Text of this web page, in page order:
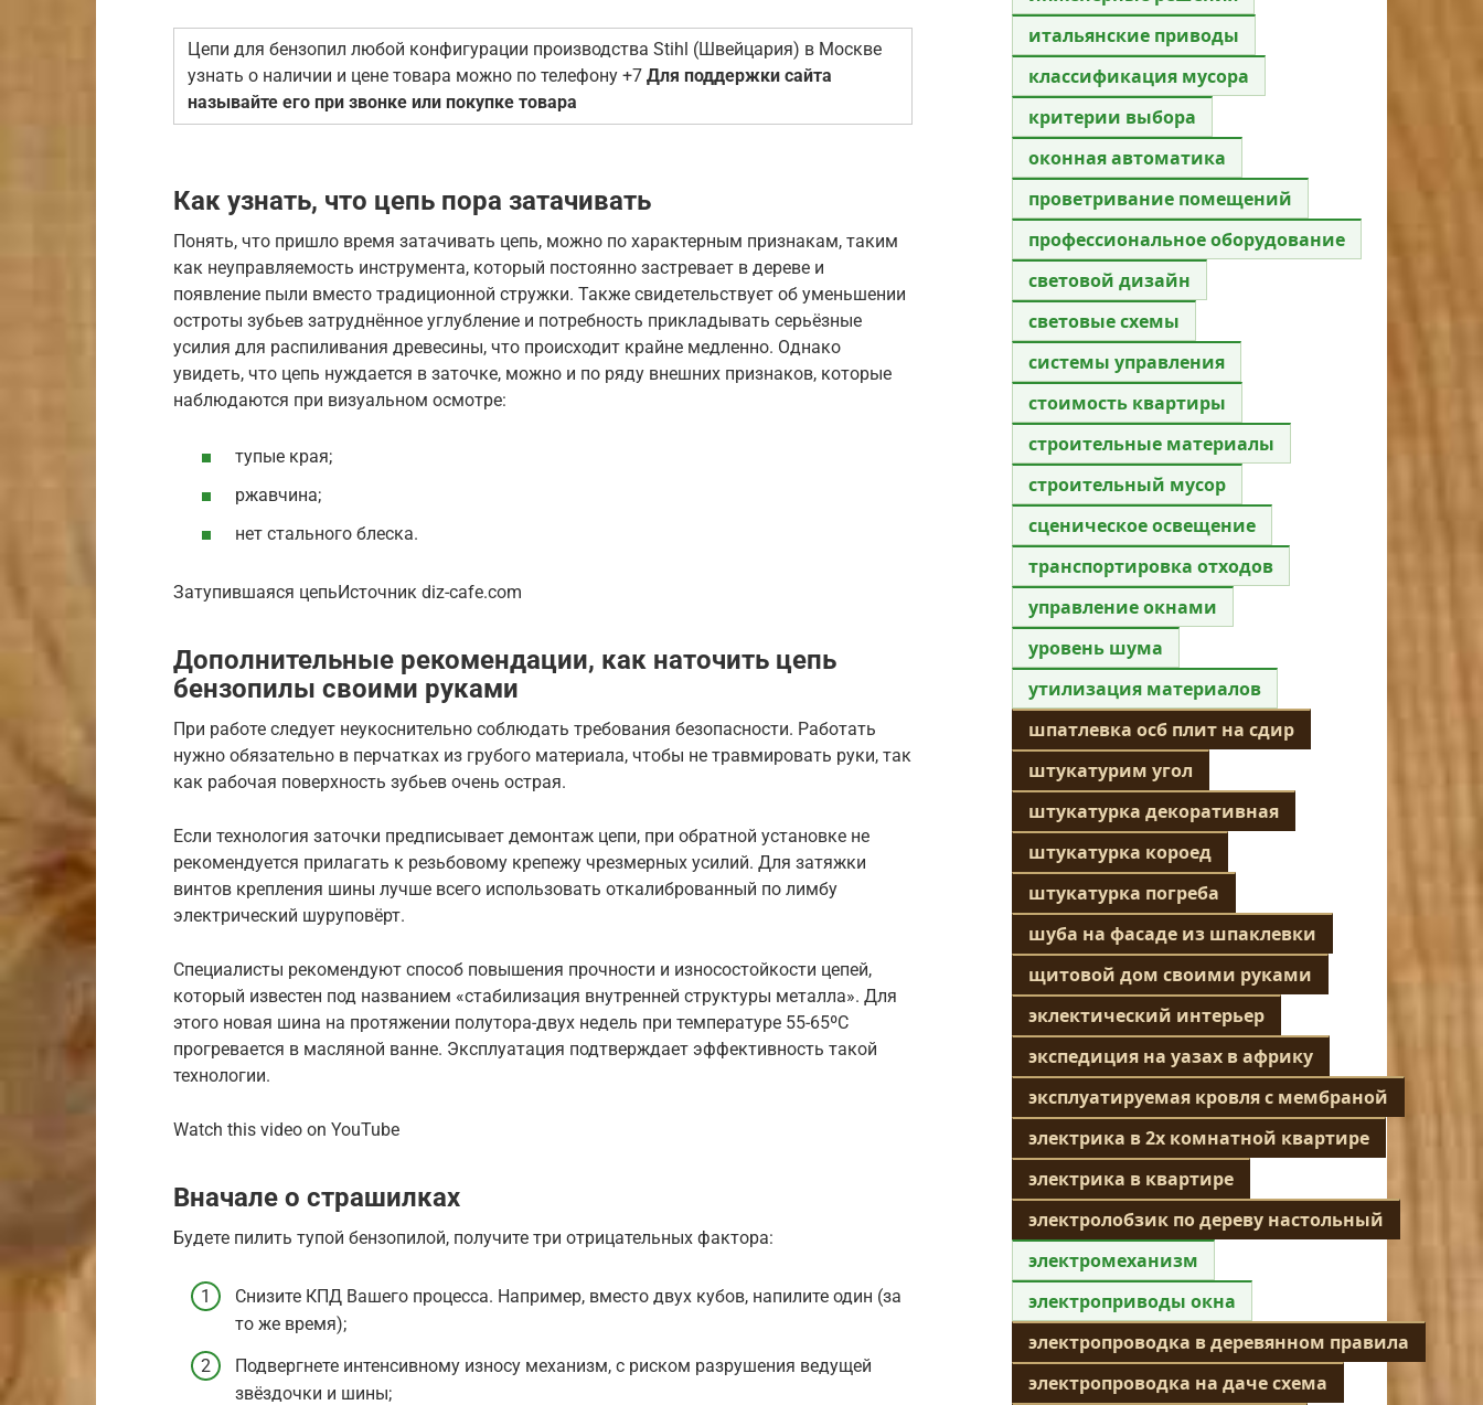
Цепи для бензопил любой конфигурации производства Stihl (Швейцария) в Москве
узнать о наличии и цене товара можно по телефону +7 Для поддержки сайта
называйте его при звонке или покупке товара
Как узнать, что цепь пора затачивать
Понять, что пришло время затачивать цепь, можно по характерным признакам, таким
как неуправляемость инструмента, который постоянно застревает в дереве и
появление пыли вместо традиционной стружки. Также свидетельствует об уменьшении
остроты зубьев затруднённое углубление и потребность прикладывать серьёзные
усилия для распиливания древесины, что происходит крайне медленно. Однако
увидеть, что цепь нуждается в заточке, можно и по ряду внешних признаков, которые
наблюдаются при визуальном осмотре:
тупые края;
ржавчина;
нет стального блеска.
Затупившаяся цепьИсточник diz-cafe.com
Дополнительные рекомендации, как наточить цепь
бензопилы своими руками
При работе следует неукоснительно соблюдать требования безопасности. Работать
нужно обязательно в перчатках из грубого материала, чтобы не травмировать руки, так
как рабочая поверхность зубьев очень острая.
Если технология заточки предписывает демонтаж цепи, при обратной установке не
рекомендуется прилагать к резьбовому крепежу чрезмерных усилий. Для затяжки
винтов крепления шины лучше всего использовать откалиброванный по лимбу
электрический шуруповёрт.
Специалисты рекомендуют способ повышения прочности и износостойкости цепей,
который известен под названием «стабилизация внутренней структуры металла». Для
этого новая шина на протяжении полутора-двух недель при температуре 55-65ºС
прогревается в масляной ванне. Эксплуатация подтверждает эффективность такой
технологии.
Watch this video on YouTube
Вначале о страшилках
Будете пилить тупой бензопилой, получите три отрицательных фактора:
Снизите КПД Вашего процесса. Например, вместо двух кубов, напилите один (за
то же время);
Подвергнете интенсивному износу механизм, с риском разрушения ведущей
звёздочки и шины;
итальянские приводы
классификация мусора
критерии выбора
оконная автоматика
проветривание помещений
профессиональное оборудование
световой дизайн
световые схемы
системы управления
стоимость квартиры
строительные материалы
строительный мусор
сценическое освещение
транспортировка отходов
управление окнами
уровень шума
утилизация материалов
шпатлевка осб плит на сдир
штукатурим угол
штукатурка декоративная
штукатурка короед
штукатурка погреба
шуба на фасаде из шпаклевки
щитовой дом своими руками
эклектический интерьер
экспедиция на уазах в африку
эксплуатируемая кровля с мембраной
электрика в 2х комнатной квартире
электрика в квартире
электролобзик по дереву настольный
электромеханизм
электроприводы окна
электропроводка в деревянном правила
электропроводка на даче схема